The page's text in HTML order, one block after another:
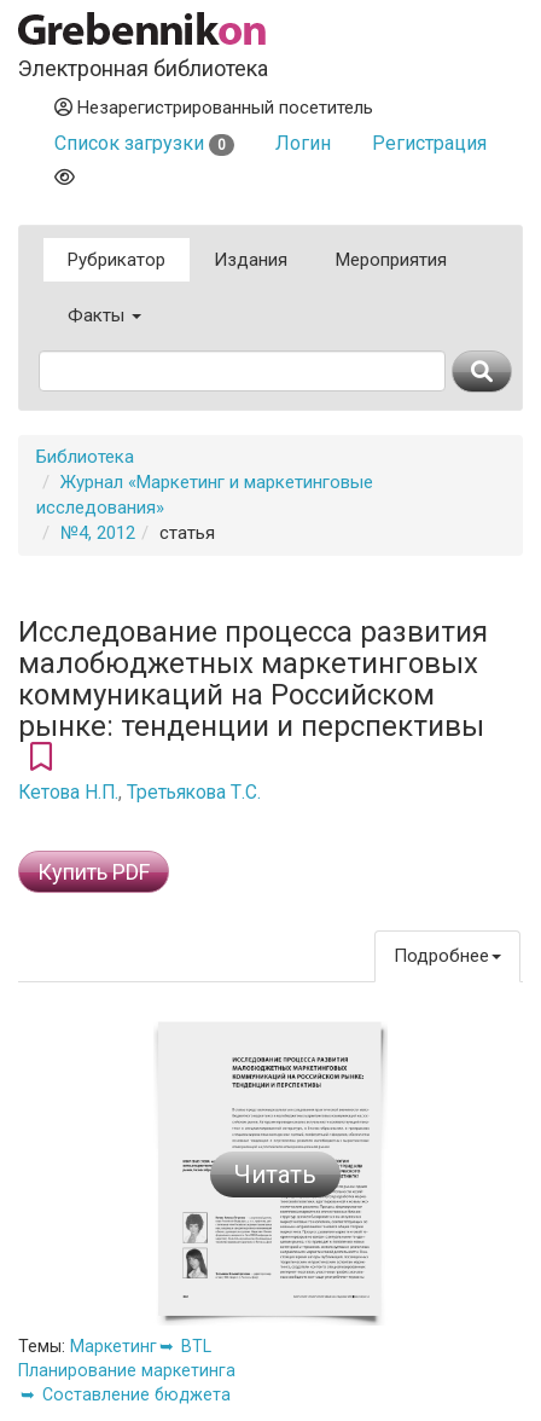
Электронная библиотека
Незарегистрированный посетитель
Список загрузки 0 Логин Регистрация
Рубрикатор Издания Мероприятия
Факты
Библиотека
Журнал «Маркетинг и маркетинговые
исследования»
№4, 2012
статья
Исследование процесса развития
малобюджетных маркетинговых
коммуникаций на Российском
рынке: тенденции и перспективы
Кетова Н.П., Третьякова Т.С.
Купить PDF
Подробнее
Читать
Темы: Маркетинг
BTL
Планирование маркетинга
Составление бюджета